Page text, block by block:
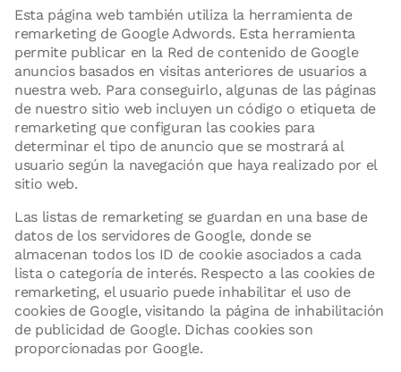
Esta página web también utiliza la herramienta de
remarketing de Google Adwords. Esta herramienta
permite publicar en la Red de contenido de Google
anuncios basados en visitas anteriores de usuarios a
nuestra web. Para conseguirlo, algunas de las páginas
de nuestro sitio web incluyen un código o etiqueta de
remarketing que configuran las cookies para
determinar el tipo de anuncio que se mostrará al
usuario según la navegación que haya realizado por el
sitio web.
Las listas de remarketing se guardan en una base de
datos de los servidores de Google, donde se
almacenan todos los ID de cookie asociados a cada
lista o categoría de interés. Respecto a las cookies de
remarketing, el usuario puede inhabilitar el uso de
cookies de Google, visitando la página de inhabilitación
de publicidad de Google. Dichas cookies son
proporcionadas por Google.